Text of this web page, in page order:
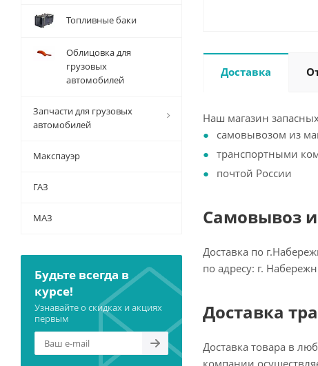
Доставка
Наш магазин
самовывозом из
транспортными
почтой России
Самовывоз
Доставка по
по адресу: г.
Доставка
Доставка товара в
компании
Топливные баки
Облицовка для
грузовых
автомобилей
Запчасти для грузовых
автомобилей
Макспауэр
ГАЗ
МАЗ
Будьте всегда в
курсе!
Узнавайте о скидках и акциях
первым